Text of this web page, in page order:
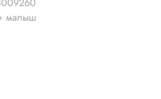
малыш